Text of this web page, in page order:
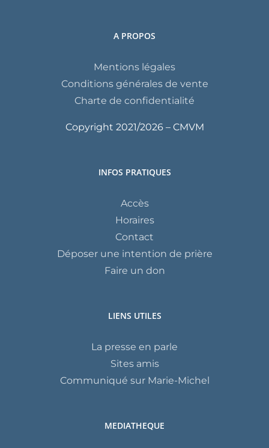
A PROPOS
Mentions légales
Conditions générales de vente
Charte de confidentialité
Copyright 2021/2026 – CMVM
INFOS PRATIQUES
Accès
Horaires
Contact
Déposer une intention de prière
Faire un don
LIENS UTILES
La presse en parle
Sites amis
Communiqué sur Marie-Michel
MEDIATHEQUE